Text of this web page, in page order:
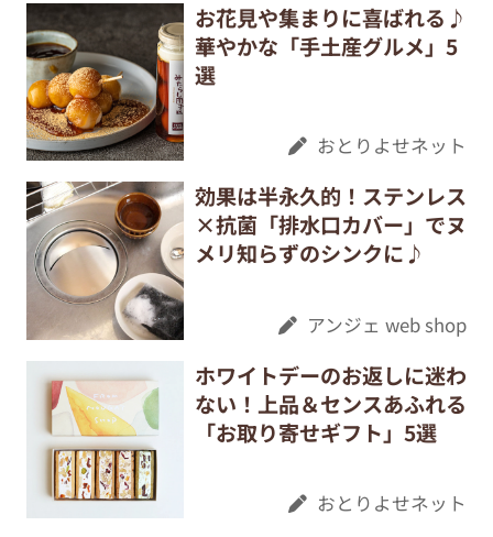
お花見や集まりに喜ばれる♪
華やかな「手土産グルメ」5
選
おとりよせネット
効果は半永久的！ステンレス
×抗菌「排水口カバー」でヌ
メリ知らずのシンクに♪
アンジェ web shop
ホワイトデーのお返しに迷わ
ない！上品＆センスあふれる
「お取り寄せギフト」5選
おとりよせネット